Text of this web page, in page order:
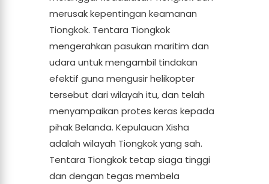
merusak kepentingan keamanan
Tiongkok. Tentara Tiongkok
mengerahkan pasukan maritim dan
udara untuk mengambil tindakan
efektif guna mengusir helikopter
tersebut dari wilayah itu, dan telah
menyampaikan protes keras kepada
pihak Belanda. Kepulauan Xisha
adalah wilayah Tiongkok yang sah.
Tentara Tiongkok tetap siaga tinggi
dan dengan tegas membela